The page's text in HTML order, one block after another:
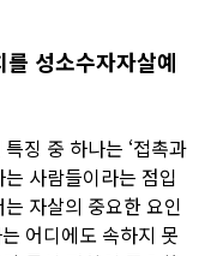
성소수자자살예
징 중 하나는 ‘접촉과
사람들이라는 점입
자살의 중요한 요인
어디에도 속하지 못